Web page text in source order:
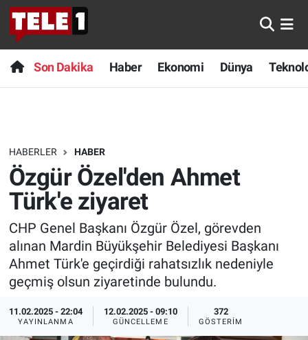
Son Dakika Haber Ekonomi Dünya
HABERLER HABER
Özgür Özel'den Ahmet
Türk'e ziyaret
CHP Genel Başkanı Özgür Özel, görevden
alınan Mardin Büyükşehir Belediyesi Başkanı
Ahmet Türk'e geçirdiği rahatsızlık nedeniyle
geçmiş olsun ziyaretinde bulundu.
11.02.2025 - 22:04
YAYINLANMA
12.02.2025 - 09:10
GÜNCELLEME
372
GÖSTERIM
Anında Manşet
Başka Sohbetler
Bilim turu
Bilim ve Teknoloji Evreni
Doğa Konuşuyor
Dünya
Ege'den Esintiler
Son Dakika
Haber
Dünya
Teknoloji
Sağlık
Spor
İletişim
Nöbetçi Eczaneler
Hava Durumu
Trafik Durumu
Süper Lig Puan Durumu ve Fikstür
Tüm Manşetler
Son Dakika Haberleri